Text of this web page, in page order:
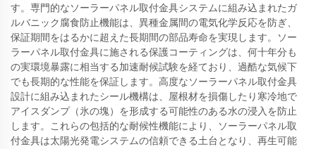
す。専門的なソーラーパネル取付金具システムに組み込まれたガ
ルバニック腐食防止機能は、異種金属間の電気化学反応を防ぎ、
保証期間をはるかに超えた長期間の部品寿命を実現します。ソー
ラーパネル取付金具に施される保護コーティングは、何十年分も
の実環境暴露に相当する加速耐候試験を経ており、過酷な気候下
でも長期的な性能を保証します。高度なソーラーパネル取付金具
設計に組み込まれたシール機構は、屋根材を損傷したり寒冷地で
アイスダンプ（氷の塊）を形成する可能性のある水の浸入を防止
します。これらの包括的な耐候性機能により、ソーラーパネル取
付金具は太陽光発電システムの信頼できる土台となり、再生可能